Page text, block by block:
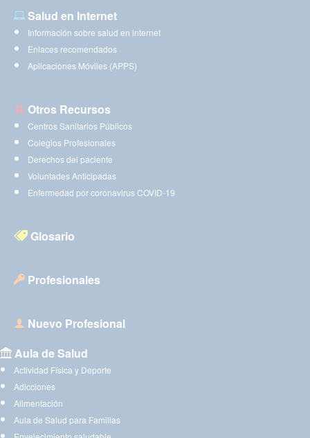
Salud en Internet
Información sobre salud en internet
Enlaces recomendados
Aplicaciones Móviles (APPS)
Otros Recursos
Centros Sanitarios Públicos
Colegios Profesionales
Derechos del paciente
Voluntades Anticipadas
Enfermedad por coronavirus COVID-19
Glosario
Profesionales
Nuevo Profesional
Aula de Salud
Actividad Física y Deporte
Adicciones
Alimentación
Aula de Salud para Familias